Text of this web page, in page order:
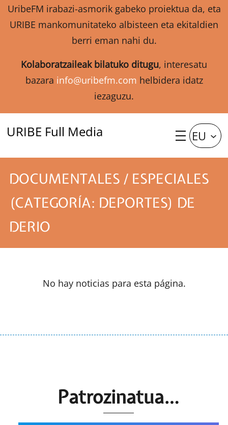
UribeFM irabazi-asmorik gabeko proiektua da, eta
URIBE mankomunitateko albisteen eta ekitaldien
berri eman nahi du.
Kolaboratzaileak bilatuko ditugu, interesatu
bazara info@uribefm.com helbidera idatz
iezaguzu.
URIBE Full Media EU
DOCUMENTALES / ESPECIALES
(CATEGORÍA: DEPORTES) DE
DERIO
No hay noticias para esta página.
Patrozinatua…